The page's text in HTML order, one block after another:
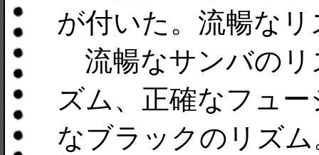
が付いた。流暢な
流暢なサンバのリ
ズム、正確なフュ
なブラックのリズ